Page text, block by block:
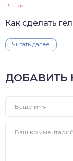
Разное
Как сделать
Читать далее
ДОБАВИТЬ